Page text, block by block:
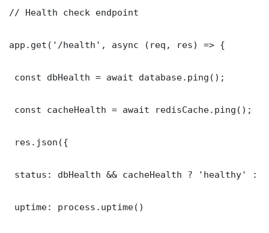
// Health check endpoint
app.get('/health', async (req, res) => {
const dbHealth = await database.ping();
const cacheHealth = await redisCache.ping();
res.json({
status: dbHealth && cacheHealth ? 'healthy' :
uptime: process.uptime()